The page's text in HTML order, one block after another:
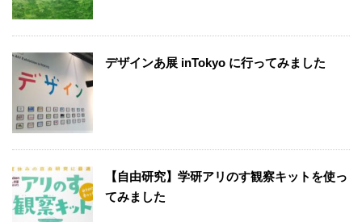
デザインあ展 inTokyo に行ってみました
【自由研究】学研アリのす観察キットを使っ
てみました